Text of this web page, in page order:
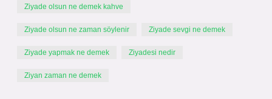
Ziyade olsun ne demek kahve
Ziyade olsun ne zaman söylenir Ziyade sevgi ne demek
Ziyade yapmak ne demek Ziyadesi nedir
Ziyan zaman ne demek